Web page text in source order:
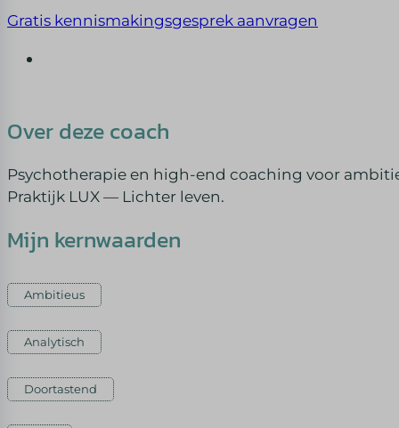
Gratis kennismakingsgesprek aanvragen
Over deze coach
Psychotherapie en high-end coaching voor
Praktijk LUX — Lichter leven.
Mijn kernwaarden
Ambitieus
Analytisch
Doortastend